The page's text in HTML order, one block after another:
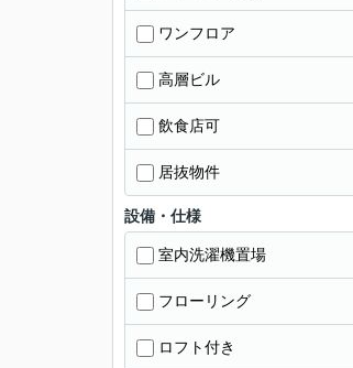
ワンフロア
高層ビル
飲食店可
居抜物件
設備・仕様
室内洗濯機置場
フローリング
ロフト付き